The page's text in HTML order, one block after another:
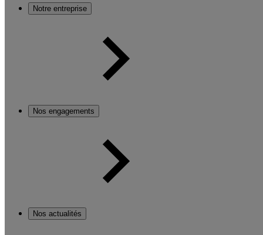
Notre entreprise
Nos engagements
Nos actualités